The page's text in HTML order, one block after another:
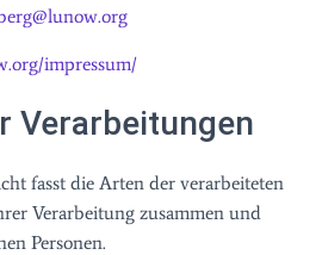
impressum/
Verarbeitungen
fasst die Arten der verarbeiteten
Verarbeitung zusammen und
Personen.